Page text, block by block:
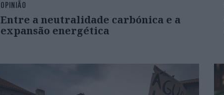
OPINIÃO
Entre a neutralidade carbónica e a
expansão energética